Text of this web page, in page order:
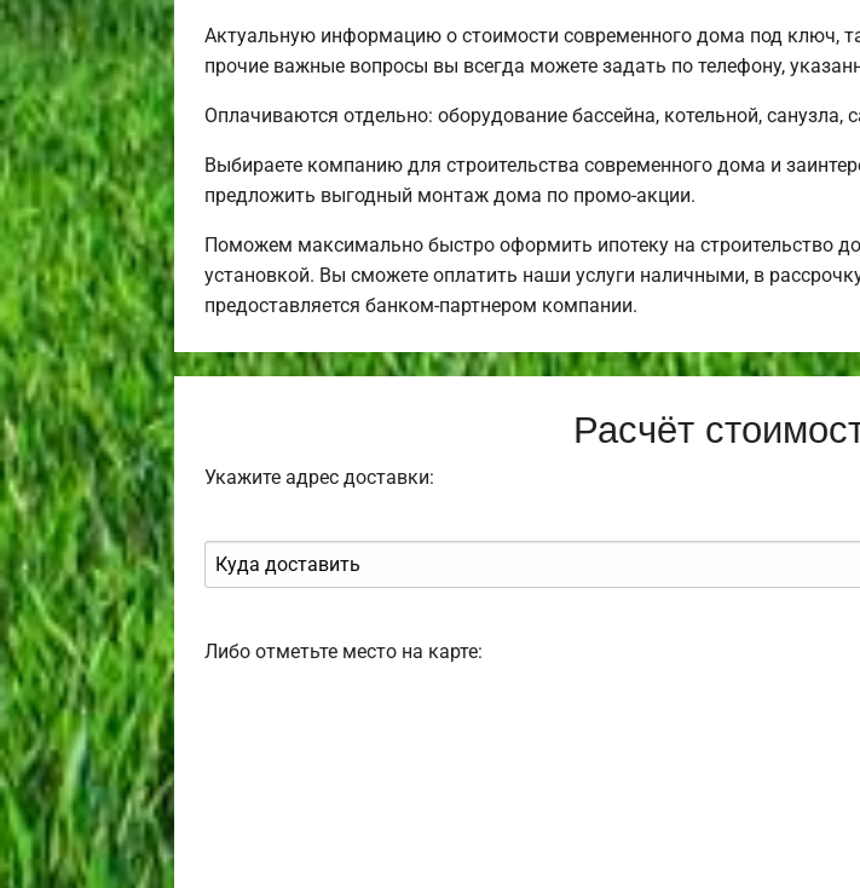
Актуальную информацию о стоимости современного дома под ключ,
прочие важные вопросы вы всегда можете задать по телефону,
Оплачиваются отдельно: оборудование бассейна, котельной,
Выбираете компанию для строительства современного дома и
предложить выгодный монтаж дома по промо-акции.
Поможем максимально быстро оформить ипотеку на строительство
установкой. Вы сможете оплатить наши услуги наличными, в
предоставляется банком-партнером компании.
Расчёт
Укажите адрес доставки:
Либо отметьте место на карте: